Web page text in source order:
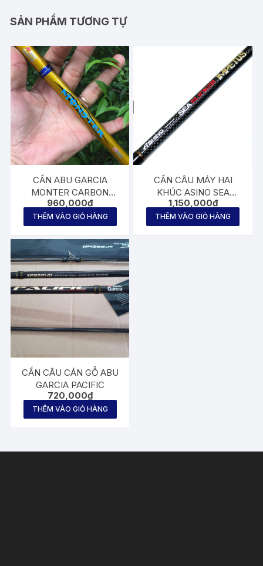
SẢN PHẨM TƯƠNG TỰ
CẦN ABU GARCIA
MONTER CARBON
XOẮN BẠO LỰC
960,000₫
THÊM VÀO GIỎ HÀNG
CẦN CÂU MÁY HAI
KHÚC ASINO SEA
SLICKER IMPETUS 2m1
1,150,000₫
THÊM VÀO GIỎ HÀNG
CẦN CÂU CÁN GỖ ABU
GARCIA PACIFIC
720,000₫
THÊM VÀO GIỎ HÀNG